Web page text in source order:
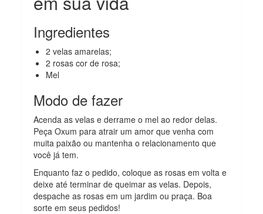
Ingredientes
2 velas amarelas;
2 rosas cor de rosa;
Mel
Modo de fazer
Acenda as velas e derrame o mel ao redor delas.
Peça Oxum para atrair um amor que venha com
muita paixão ou mantenha o relacionamento que
você já tem.
Enquanto faz o pedido, coloque as rosas em volta e
deixe até terminar de queimar as velas. Depois,
despache as rosas em um jardim ou praça. Boa
sorte em seus pedidos!